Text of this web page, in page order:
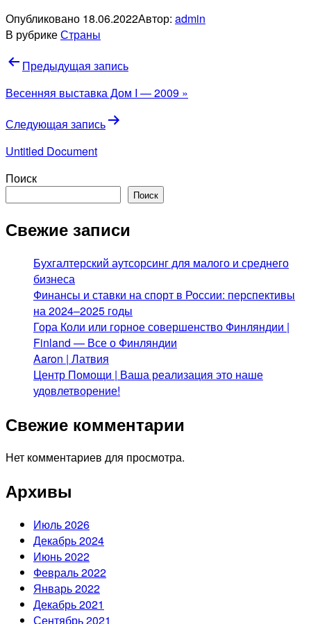
Опубликовано 18.06.2022Автор: admin
В рубрикеСтраны
Навигация
по
Предыдущая запись
Весенняя выставка Дом I — 2009 »
Следующая запись
Untitled Document
Поиск
Поиск
Свежие записи
Бухгалтерский аутсорсинг для малого и среднего
бизнеса
Финансы и ставки на спорт в России: перспективы
на 2024–2025 годы
Гора Коли или горное совершенство Финляндии |
Finland — Все о Финляндии
Aaron | Латвия
Центр Помощи | Ваша реализация это наше
удовлетворение!
Свежие комментарии
Нет комментариев для просмотра.
Архивы
Июль 2026
Декабрь 2024
Июнь 2022
Февраль 2022
Январь 2022
Декабрь 2021
Сентябрь 2021